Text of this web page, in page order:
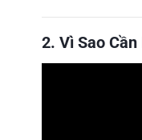
2. Vì Sao